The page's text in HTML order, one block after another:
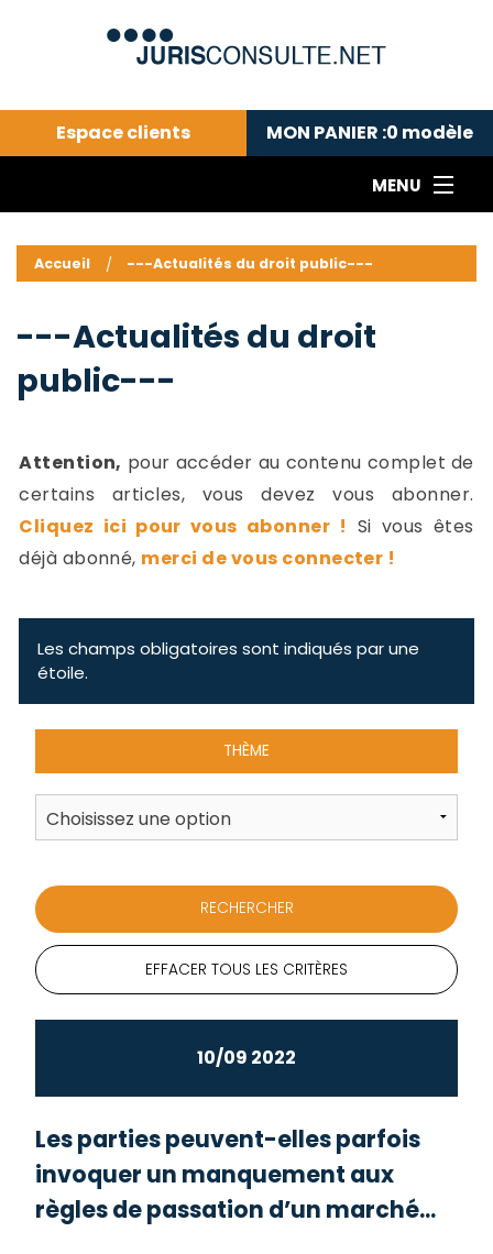
Espace clients MON PANIER :0 modèle
MENU
---Actualités du droit public---
Droit pénal---
Droit privé ---
Abonnement aux actualités
Accueil ---Actualités du droit public---
---Actualités du droit
public---
Attention, pour accéder au contenu complet de
certains articles, vous devez vous abonner.
Cliquez ici pour vous abonner ! Si vous êtes
déjà abonné, merci de vous connecter !
Les champs obligatoires sont indiqués par une
étoile.
THÈME
EFFACER TOUS LES CRITÈRES
10/09 2022
Les parties peuvent-elles parfois
invoquer un manquement aux
règles de passation d’un marché...